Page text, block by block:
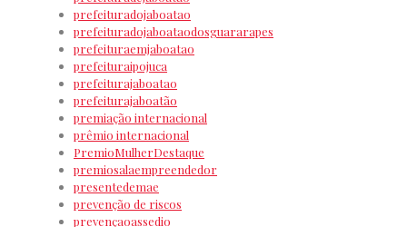
prefeituradojaboatao
prefeituradojaboataodosguararapes
prefeituraemjaboatao
prefeituraipojuca
prefeiturajaboatao
prefeiturajaboatão
premiação internacional
prêmio internacional
PremioMulherDestaque
premiosalaempreendedor
presentedemae
prevenção de riscos
prevençaoassedio